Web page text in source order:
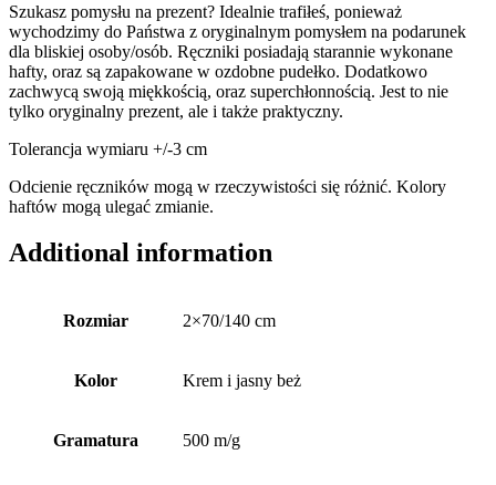
Szukasz pomysłu na prezent? Idealnie trafiłeś, ponieważ
wychodzimy do Państwa z oryginalnym pomysłem na podarunek
dla bliskiej osoby/osób. Ręczniki posiadają starannie wykonane
hafty, oraz są zapakowane w ozdobne pudełko. Dodatkowo
zachwycą swoją miękkością, oraz superchłonnością. Jest to nie
tylko oryginalny prezent, ale i także praktyczny.
Tolerancja wymiaru +/-3 cm
Odcienie ręczników mogą w rzeczywistości się różnić. Kolory
haftów mogą ulegać zmianie.
Additional information
Rozmiar 2×70/140 cm
Kolor Krem i jasny beż
Gramatura 500 m/g